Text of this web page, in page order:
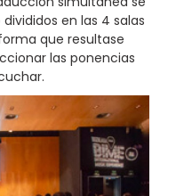
en las 4 salas
que resultase
las ponencias